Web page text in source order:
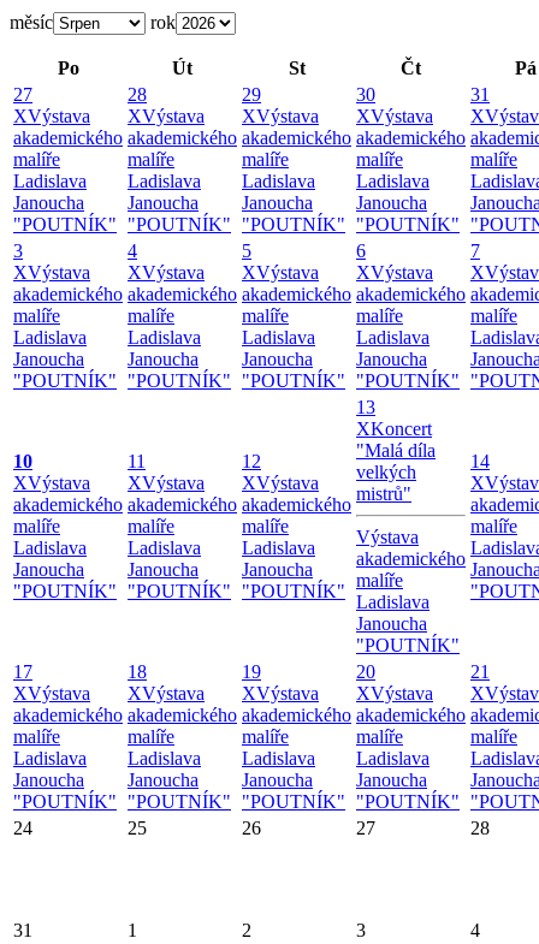
měsíc rok
Po Út St Čt
Pá
27
XVýstava
akademického
malíře
Ladislava
Janoucha
"POUTNÍK"
28
XVýstava
akademického
malíře
Ladislava
Janoucha
"POUTNÍK"
29
XVýstava
akademického
malíře
Ladislava
Janoucha
"POUTNÍK"
30
XVýstava
akademického
malíře
Ladislava
Janoucha
"POUTNÍK"
31
X
malíře
3
XVýstava
akademického
malíře
Ladislava
Janoucha
"POUTNÍK"
4
XVýstava
akademického
malíře
Ladislava
Janoucha
"POUTNÍK"
5
XVýstava
akademického
malíře
Ladislava
Janoucha
"POUTNÍK"
6
XVýstava
akademického
malíře
Ladislava
Janoucha
"POUTNÍK"
7
X
malíře
10
XVýstava
akademického
malíře
Ladislava
Janoucha
"POUTNÍK"
11
XVýstava
akademického
malíře
Ladislava
Janoucha
"POUTNÍK"
12
XVýstava
akademického
malíře
Ladislava
Janoucha
"POUTNÍK"
13
XKoncert
"Malá díla
velkých
mistrů"
Výstava
akademického
malíře
Ladislava
Janoucha
"POUTNÍK"
14
X
malíře
17
XVýstava
akademického
malíře
Ladislava
Janoucha
"POUTNÍK"
18
XVýstava
akademického
malíře
Ladislava
Janoucha
"POUTNÍK"
19
XVýstava
akademického
malíře
Ladislava
Janoucha
"POUTNÍK"
20
XVýstava
akademického
malíře
Ladislava
Janoucha
"POUTNÍK"
21
X
malíře
24
25 26 27 28
31 1 2 3 4